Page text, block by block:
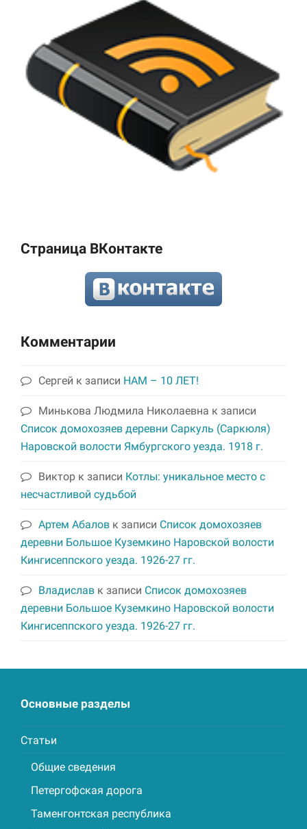
Страница ВКонтакте
Комментарии
Сергей к записи НАМ – 10 ЛЕТ!
Минькова Людмила Николаевна к записи
Список домохозяев деревни Саркуль (Саркюля)
Наровской волости Ямбургского уезда. 1918 г.
Виктор к записи Котлы: уникальное место с
несчастливой судьбой
Артем Абалов к записи Список домохозяев
деревни Большое Куземкино Наровской волости
Кингисеппского уезда. 1926-27 гг.
Владислав к записи Список домохозяев
деревни Большое Куземкино Наровской волости
Кингисеппского уезда. 1926-27 гг.
Основные разделы
Статьи
Общие сведения
Петергофская дорога
Таменгонтская республика